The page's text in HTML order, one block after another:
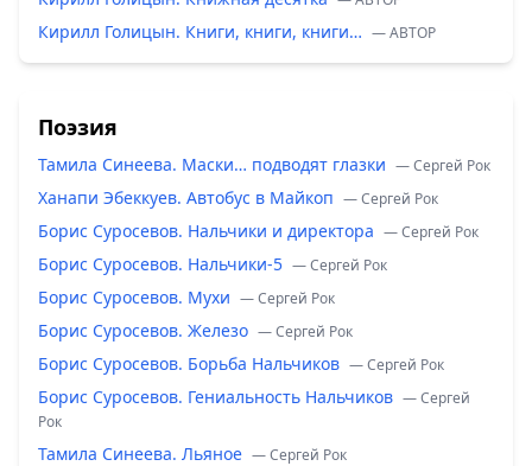
Кирилл Голицын. Книги, книги, книги… — ABTOP
Поэзия
Тамила Синеева. Маски… подводят глазки — Сергей Рок
Ханапи Эбеккуев. Автобус в Майкоп — Сергей Рок
Борис Суросевов. Нальчики и директора — Сергей Рок
Борис Суросевов. Нальчики-5 — Сергей Рок
Борис Суросевов. Мухи — Сергей Рок
Борис Суросевов. Железо — Сергей Рок
Борис Суросевов. Борьба Нальчиков — Сергей Рок
Борис Суросевов. Гениальность Нальчиков — Сергей
Рок
Тамила Синеева. Льяное — Сергей Рок